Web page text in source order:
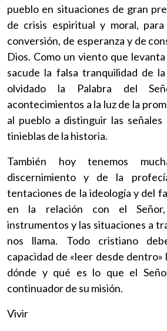
pueblo en situaciones de gran
de crisis espiritual y moral,
conversión, de esperanza y de
Dios. Como un viento que
sacude la falsa tranquilidad de
olvidado la Palabra del
acontecimientos a la luz de la
al pueblo a distinguir las
tinieblas de la historia.
También hoy tenemos
discernimiento y de la
tentaciones de la ideología y del
en la relación con el
instrumentos y las situaciones a
nos llama. Todo cristiano
capacidad de «leer desde dentro»
dónde y qué es lo que el
continuador de su misión.
Vivir